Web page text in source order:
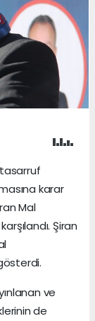
tasarruf
karar
Mal
Şiran
ve
de